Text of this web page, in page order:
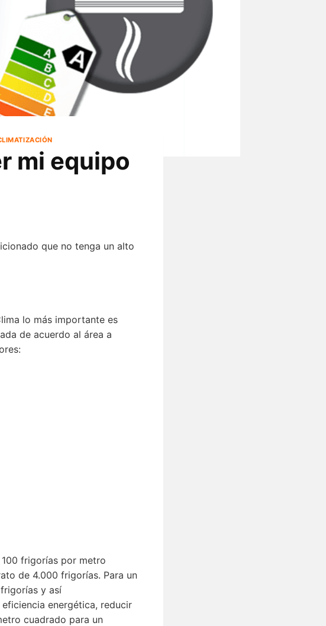
mi equipo
que no tenga un alto
lo más importante es
de acuerdo al área a
frigorías por metro
de 4.000 frigorías. Para un
y así
energética, reducir
cuadrado para un